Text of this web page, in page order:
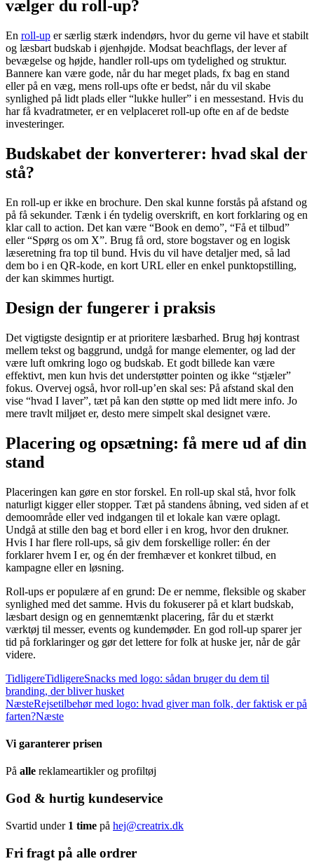
vælger du roll-up?
En roll-up er særlig stærk indendørs, hvor du gerne vil have et stabilt
og læsbart budskab i øjenhøjde. Modsat beachflags, der lever af
bevægelse og højde, handler roll-ups om tydelighed og struktur.
Bannere kan være gode, når du har meget plads, fx bag en stand
eller på en væg, mens roll-ups ofte er bedst, når du vil skabe
synlighed på lidt plads eller “lukke huller” i en messestand. Hvis du
har få kvadratmeter, er en velplaceret roll-up ofte en af de bedste
investeringer.
Budskabet der konverterer: hvad skal der
stå?
En roll-up er ikke en brochure. Den skal kunne forstås på afstand og
på få sekunder. Tænk i én tydelig overskrift, en kort forklaring og en
klar call to action. Det kan være “Book en demo”, “Få et tilbud”
eller “Spørg os om X”. Brug få ord, store bogstaver og en logisk
læseretning fra top til bund. Hvis du vil have detaljer med, så lad
dem bo i en QR-kode, en kort URL eller en enkel punktopstilling,
der kan skimmes hurtigt.
Design der fungerer i praksis
Det vigtigste designtip er at prioritere læsbarhed. Brug høj kontrast
mellem tekst og baggrund, undgå for mange elementer, og lad der
være luft omkring logo og budskab. Et godt billede kan være
effektivt, men kun hvis det understøtter pointen og ikke “stjæler”
fokus. Overvej også, hvor roll-up’en skal ses: På afstand skal den
vise “hvad I laver”, tæt på kan den støtte op med lidt mere info. Jo
mere travlt miljøet er, desto mere simpelt skal designet være.
Placering og opsætning: få mere ud af din
stand
Placeringen kan gøre en stor forskel. En roll-up skal stå, hvor folk
naturligt kigger eller stopper. Tæt på standens åbning, ved siden af et
demoområde eller ved indgangen til et lokale kan være oplagt.
Undgå at stille den bag et bord eller i en krog, hvor den drukner.
Hvis I har flere roll-ups, så giv dem forskellige roller: én der
forklarer hvem I er, og én der fremhæver et konkret tilbud, en
kampagne eller en løsning.
Roll-ups er populære af en grund: De er nemme, fleksible og skaber
synlighed med det samme. Hvis du fokuserer på et klart budskab,
læsbart design og en gennemtænkt placering, får du et stærkt
værktøj til messer, events og kundemøder. En god roll-up sparer jer
tid på forklaringer og gør det lettere for folk at huske jer, når de går
videre.
TidligereTidligereSnacks med logo: sådan bruger du dem til
branding, der bliver husket
NæsteRejsetilbehør med logo: hvad giver man folk, der faktisk er på
farten?Næste
Vi garanterer prisen
På alle reklameartikler og profiltøj
God & hurtig kundeservice
Svartid under 1 time på hej@creatrix.dk
Fri fragt på alle ordrer